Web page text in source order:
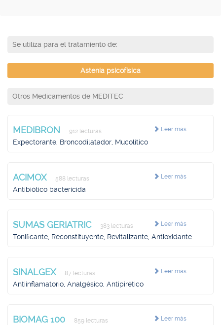
Se utiliza para el tratamiento de:
Astenia psicofísica
Otros Medicamentos de MEDITEC
Leer más
MEDIBRON 912 lecturas
Expectorante, Broncodilatador, Mucolítico
Leer más
ACIMOX 588 lecturas
Antibiótico bactericida
Leer más
SUMAS GERIATRIC 383 lecturas
Tonificante, Reconstituyente, Revitalizante, Antioxidante
Leer más
SINALGEX 87 lecturas
Antiinflamatorio, Analgésico, Antipirético
Leer más
BIOMAG 100 859 lecturas